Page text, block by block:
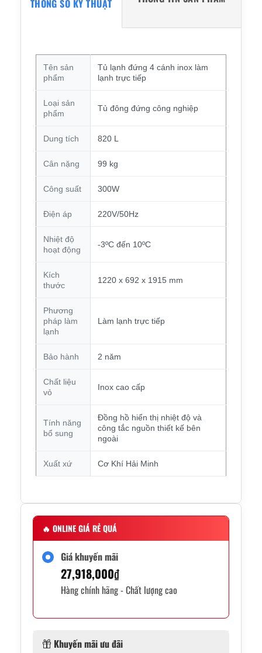
THÔNG SỐ KỸ THUẬT
Tên sản
phẩm
Tủ lạnh đứng 4 cánh inox làm
lạnh trực tiếp
Loại sản
phẩm
Tủ đông đứng công nghiệp
Dung tích 820 L
Cân nặng 99 kg
Công suất 300W
Điện áp 220V/50Hz
Nhiệt độ
hoạt động
-3ºC đến 10ºC
Kích
thước
1220 x 692 x 1915 mm
Phương
pháp làm
lạnh
Làm lạnh trực tiếp
Bảo hành 2 năm
Chất liệu
vỏ
Inox cao cấp
Tính năng
bổ sung
Đồng hồ hiển thị nhiệt độ và
công tắc nguồn thiết kế bên
ngoài
Xuất xứ Cơ Khí Hải Minh
🔥 ONLINE GIÁ RẺ QUÁ
Giá khuyến mãi
27,918,000₫
Hàng chính hãng - Chất lượng cao
Khuyến mãi ưu đãi